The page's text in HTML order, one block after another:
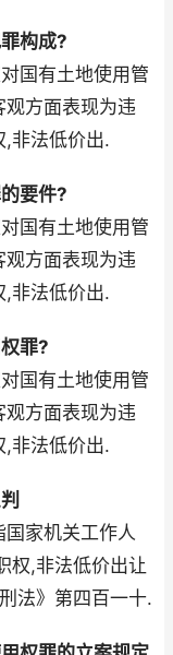
构成?
国有土地使用管
方面表现为违
,非法低价出.
要件?
国有土地使用管
方面表现为违
,非法低价出.
罪?
国有土地使用管
方面表现为违
,非法低价出.
家机关工作人
权,非法低价出让
法》第四百一十.